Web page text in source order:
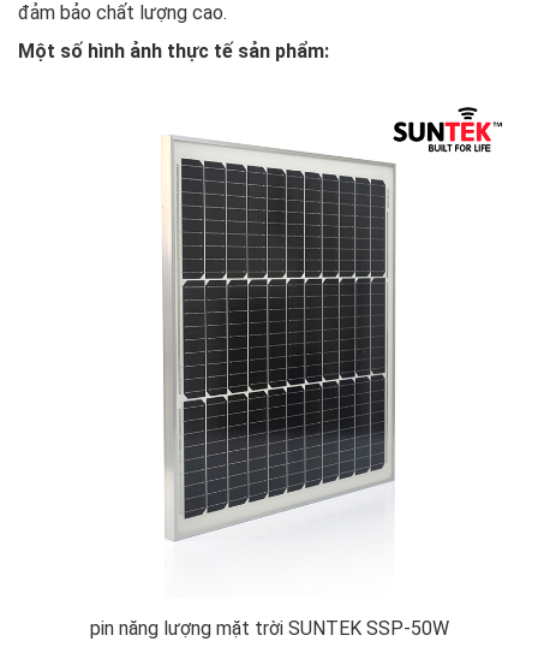
đảm bảo chất lượng cao.
Một số hình ảnh thực tế sản phẩm:
pin năng lượng mặt trời SUNTEK SSP-50W